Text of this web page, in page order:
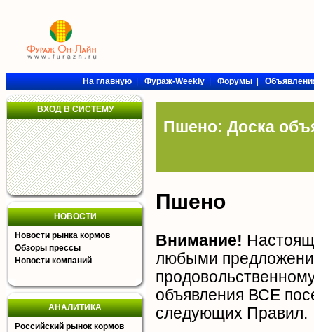
На главную|Фураж-Weekly|Форумы|
ВХОД В СИСТЕМУ
НОВОСТИ
Новости рынка кормов
Обзоры прессы
Новости компаний
АНАЛИТИКА
Российский рынок кормов
Пшено: Доска
Пшено
Внимание!
любыми
объявления ВСЕ
следующих Правил.